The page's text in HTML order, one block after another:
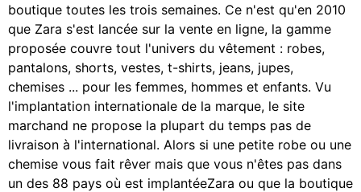
boutique toutes les trois semaines. Ce n'est qu'en 2010
que Zara s'est lancée sur la vente en ligne, la gamme
proposée couvre tout l'univers du vêtement : robes,
pantalons, shorts, vestes, t-shirts, jeans, jupes,
chemises ... pour les femmes, hommes et enfants. Vu
l'implantation internationale de la marque, le site
marchand ne propose la plupart du temps pas de
livraison à l'international. Alors si une petite robe ou une
chemise vous fait rêver mais que vous n'êtes pas dans
un des 88 pays où est implantéeZara ou que la boutique